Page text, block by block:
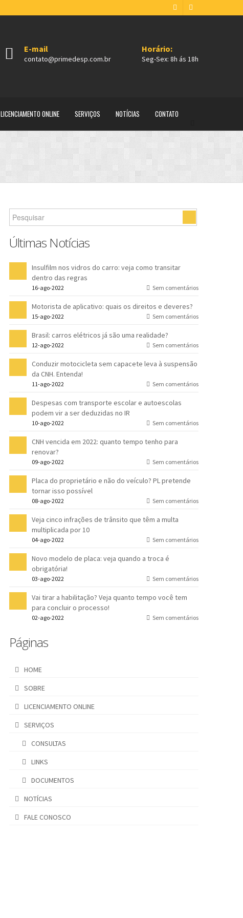
E-mail
contato@primedesp.com.br
Horário:
Seg-Sex: 8h ás 18h
LICENCIAMENTO ONLINE SERVIÇOS NOTÍCIAS CONTATO
Últimas Notícias
Insulfilm nos vidros do carro: veja como transitar
dentro das regras
16-ago-2022 Sem comentários
Motorista de aplicativo: quais os direitos e deveres?
15-ago-2022 Sem comentários
Brasil: carros elétricos já são uma realidade?
12-ago-2022 Sem comentários
Conduzir motocicleta sem capacete leva à suspensão
da CNH. Entenda!
11-ago-2022 Sem comentários
Despesas com transporte escolar e autoescolas
podem vir a ser deduzidas no IR
10-ago-2022 Sem comentários
CNH vencida em 2022: quanto tempo tenho para
renovar?
09-ago-2022 Sem comentários
Placa do proprietário e não do veículo? PL pretende
tornar isso possível
08-ago-2022 Sem comentários
Veja cinco infrações de trânsito que têm a multa
multiplicada por 10
04-ago-2022 Sem comentários
Novo modelo de placa: veja quando a troca é
obrigatória!
03-ago-2022 Sem comentários
Vai tirar a habilitação? Veja quanto tempo você tem
para concluir o processo!
02-ago-2022 Sem comentários
Páginas
HOME
SOBRE
LICENCIAMENTO ONLINE
SERVIÇOS
CONSULTAS
LINKS
DOCUMENTOS
NOTÍCIAS
FALE CONOSCO